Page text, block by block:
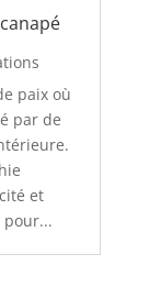
paix où
par de
et